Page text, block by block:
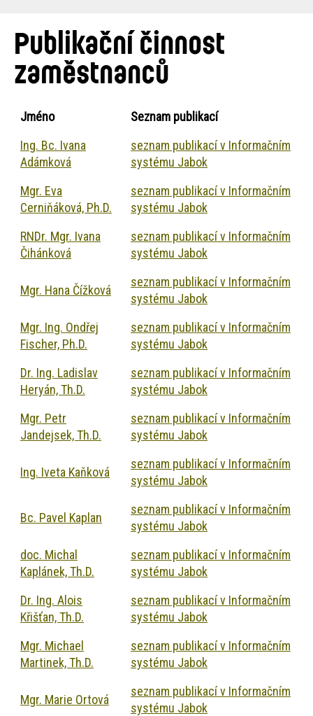
Publikační činnost
zaměstnanců
Jméno
Seznam publikací
Ing. Bc. Ivana
Adámková
seznam publikací v Informačním
systému Jabok
Mgr. Eva
Cerniňáková, Ph.D.
seznam publikací v Informačním
systému Jabok
RNDr. Mgr. Ivana
Čihánková
seznam publikací v Informačním
systému Jabok
Mgr. Hana Čížková
seznam publikací v Informačním
systému Jabok
Mgr. Ing. Ondřej
Fischer, Ph.D.
seznam publikací v Informačním
systému Jabok
Dr. Ing. Ladislav
Heryán, Th.D.
seznam publikací v Informačním
systému Jabok
Mgr. Petr
Jandejsek, Th.D.
seznam publikací v Informačním
systému Jabok
Ing. Iveta Kaňková
seznam publikací v Informačním
systému Jabok
Bc. Pavel Kaplan
seznam publikací v Informačním
systému Jabok
doc. Michal
Kaplánek, Th.D.
seznam publikací v Informačním
systému Jabok
Dr. Ing. Alois
Křišťan, Th.D.
seznam publikací v Informačním
systému Jabok
Mgr. Michael
Martinek, Th.D.
seznam publikací v Informačním
systému Jabok
Mgr. Marie Ortová
seznam publikací v Informačním
systému Jabok